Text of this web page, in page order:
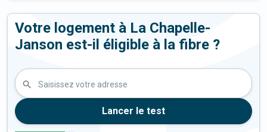
Votre logement à La Chapelle-
Janson est-il éligible à la fibre ?
Saisissez votre adresse
Lancer le test